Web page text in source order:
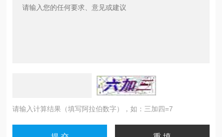
请输入计算结果（填写阿拉伯数字），如：三加四=7